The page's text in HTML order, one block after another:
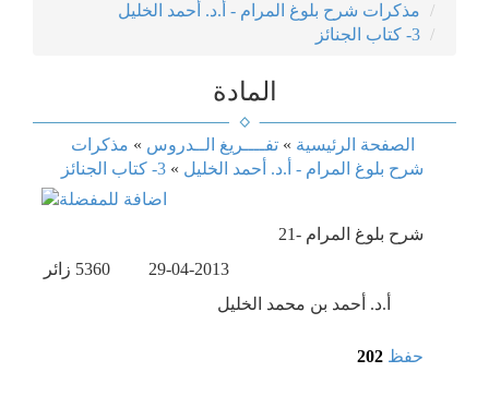
مذكرات شرح بلوغ المرام - أ.د. أحمد الخليل
3- كتاب الجنائز
المادة
الصفحة الرئيسية » تفــــريغ الــدروس » مذكرات
شرح بلوغ المرام - أ.د. أحمد الخليل » 3- كتاب الجنائز
21- شرح بلوغ المرام
5360 زائر
29-04-2013
أ.د. أحمد بن محمد الخليل
حفظ 202